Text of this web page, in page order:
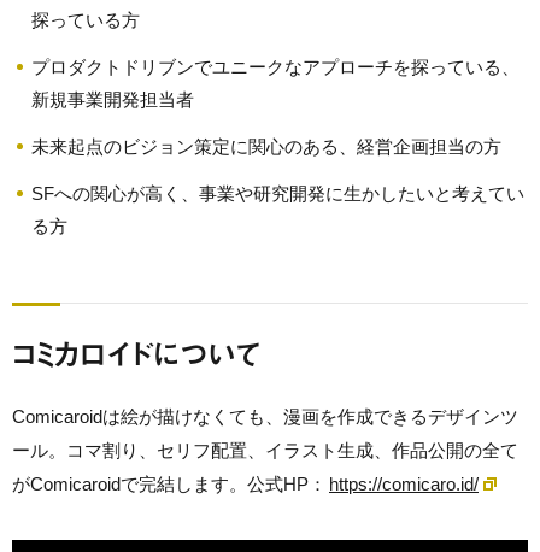
探っている方
プロダクトドリブンでユニークなアプローチを探っている、
新規事業開発担当者
未来起点のビジョン策定に関心のある、経営企画担当の方
SFへの関心が高く、事業や研究開発に生かしたいと考えてい
る方
コミカロイドについて
Comicaroidは絵が描けなくても、漫画を作成できるデザインツ
ール。
コマ割り、セリフ配置、イラスト生成、作品公開の全て
がComicaroidで完結します。 公式HP： https://comicaro.id/